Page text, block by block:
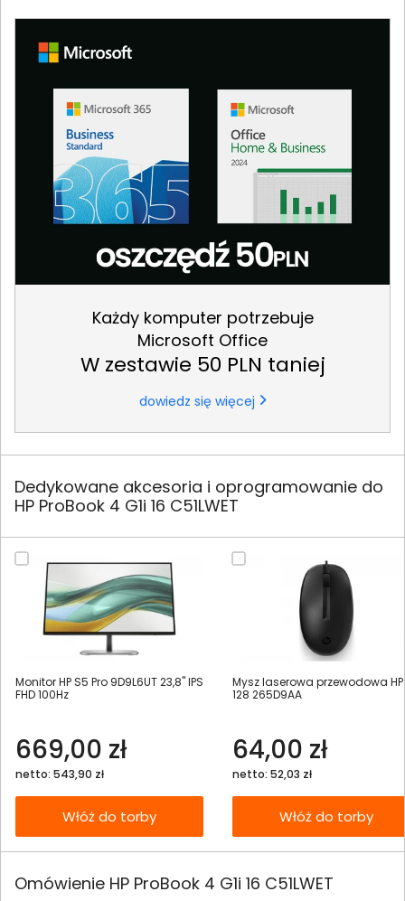
Każdy komputer potrzebuje
Microsoft Office
W zestawie 50 PLN taniej
dowiedz się więcej
Dedykowane akcesoria i oprogramowanie do
HP ProBook 4 G1i 16 C51LWET
Monitor HP S5 Pro 9D9L6UT 23,8" IPS
FHD 100Hz
669,00 zł
netto: 543,90 zł
Włóż do torby
Mysz laserowa przewodowa HP
128 265D9AA
64,00 zł
netto: 52,03 zł
Włóż do torby
Omówienie HP ProBook 4 G1i 16 C51LWET